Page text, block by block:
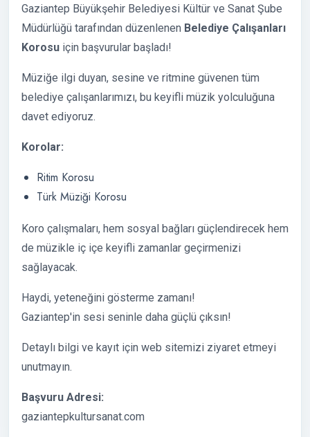
Gaziantep Büyükşehir Belediyesi Kültür ve Sanat Şube
Müdürlüğü tarafından düzenlenen Belediye Çalışanları
Korosu için başvurular başladı!
Müziğe ilgi duyan, sesine ve ritmine güvenen tüm
belediye çalışanlarımızı, bu keyifli müzik yolculuğuna
davet ediyoruz.
Korolar:
Ritim Korosu
Türk Müziği Korosu
Koro çalışmaları, hem sosyal bağları güçlendirecek hem
de müzikle iç içe keyifli zamanlar geçirmenizi
sağlayacak.
Haydi, yeteneğini gösterme zamanı!
Gaziantep'in sesi seninle daha güçlü çıksın!
Detaylı bilgi ve kayıt için web sitemizi ziyaret etmeyi
unutmayın.
Başvuru Adresi:
gaziantepkultursanat.com